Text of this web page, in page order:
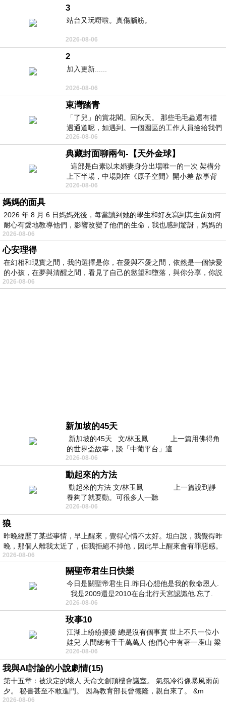
3
站台又玩嘢啦。真傷腦筋。
2026-08-06
2
加入更新......
2026-08-06
東灣踏青
「了兒」的賞花閣。回秋天。 那些毛毛蟲還有禮
遇通道呢，如遇到。一個園區的工作人員撿給我們
細賞。
2026-08-06
典藏封面聊兩句-【天外金球】
這部是白素以未婚妻身分出場唯一的一次 架構分
上下半場，中場則在《原子空間》開小差 故事背
景影射西藏境外流亡 地下組織
2026-08-06
媽媽的面具
2026 年 8 月 6 日媽媽死後，每當讀到她的學生和好友寫到其生前如何
耐心有愛地教導他們，影響改變了他們的生命，我也感到驚訝，媽媽的
2026-08-06
心安理得
在幻相和現實之間，我的選擇是你，在愛與不愛之間，依然是一個缺愛
的小孩，在夢與清醒之間，看見了自己的慾望和墮落，與你分享，你説
2026-08-06
新加坡的45天
新加坡的45天 文/林玉鳳 上一篇用佛得角
的世界盃故事，談「中葡平台」這
2026-08-06
動起來的方法
動起來的方法 文/林玉鳳 上一篇說到靜
養夠了就要動。可很多人一聽
2026-08-06
狼
昨晚經歷了某些事情，早上醒來，覺得心情不太好。坦白說，我覺得昨
晚，那個人離我太近了，但我拒絕不掉他，因此早上醒來會有罪惡感。
2026-08-06
關聖帝君生日快樂
今日是關聖帝君生日.昨日心想他是我的救命恩人.
我是2009還是2010在台北行天宮認識他.忘了.
一個奇摩交友的網友學
2026-08-06
玫事10
江湖上紛紛擾擾 總是沒有個事實 世上不只一位小
娃兒 人間總有千千萬萬人 他們心中有著一座山 梁
山佛山泰華衡恆嵩 一山之高
2026-08-06
我與AI討論的小說劇情(15)
第十五章：被決定的壞人 天命文創頂樓會議室。 氣氛冷得像暴風雨前
夕。 秘書甚至不敢進門。 因為教育部長曾德隆，親自來了。 &m
2026-08-06